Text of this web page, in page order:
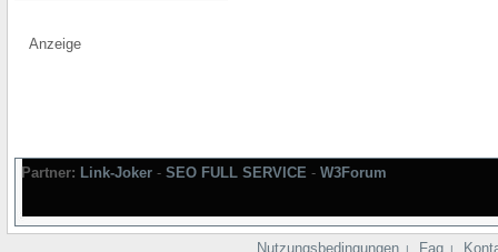
Anzeige
Partner: Link-Joker - SEO FULL SERVICE - W3Forum
Nutzungsbedingungen | Faq |